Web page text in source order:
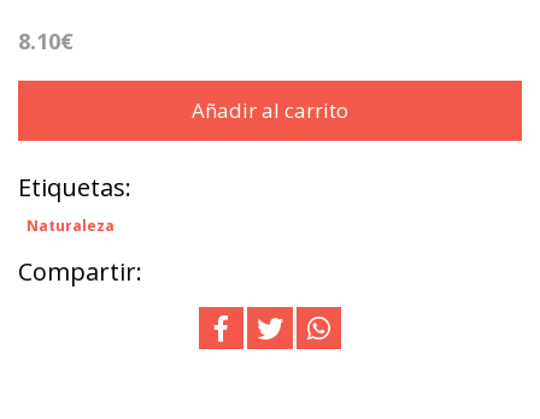
8.10€
Añadir al carrito
Etiquetas:
Naturaleza
Compartir: